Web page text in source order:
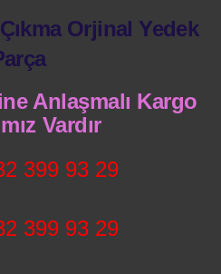
Orjinal Yedek
Anlaşmalı Kargo
Vardır
399 93 29
399 93 29